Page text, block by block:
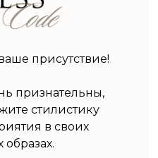
присутствие!
признательны,
стилистику
в своих
образах.